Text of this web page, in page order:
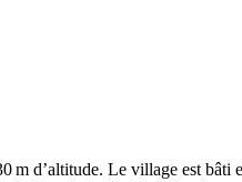
m d’altitude. Le village est bâti